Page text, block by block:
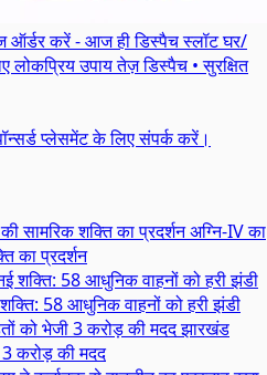
करें - आज ही डिस्पैच स्लॉटघर/
लोकप्रिय उपायतेज़ डिस्पैच • सुरक्षित
प्लेसमेंट के लिए संपर्क करें।
अग्नि-IV का
का प्रदर्शन
58 आधुनिक वाहनों को हरी झंडी
झारखंड
करोड़ की मदद